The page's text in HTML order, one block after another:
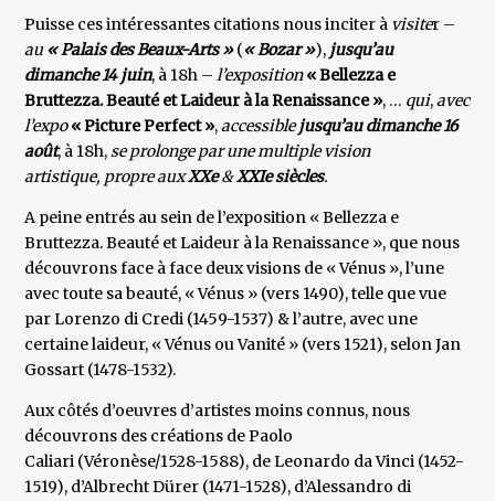
Puisse ces intéressantes citations nous inciter à visiter –
au « Palais des Beaux-Arts »(« Bozar »), jusqu’au
dimanche 14 juin, à 18h – l’exposition« Bellezza e
Bruttezza. Beauté et Laideur à la Renaissance », … qui,avec
l’expo« Picture Perfect »,accessiblejusqu’au dimanche 16
août, à 18h,se prolonge par une multiple vision
artistique, propre auxXXe&XXIe siècles.
A peine entrés au sein de l’exposition « Bellezza e
Bruttezza. Beauté et Laideur à la Renaissance », que nous
découvrons face à face deux visions de « Vénus », l’une
avec toute sa beauté, « Vénus » (vers 1490), telle que vue
par Lorenzo di Credi (1459-1537) & l’autre, avec une
certaine laideur, « Vénus ou Vanité » (vers 1521), selon Jan
Gossart (1478-1532).
Aux côtés d’oeuvres d’artistes moins connus, nous
découvrons des créations de Paolo
Caliari (Véronèse/1528-1588), de Leonardo da Vinci (1452-
1519), d’Albrecht Dürer (1471-1528), d’Alessandro di